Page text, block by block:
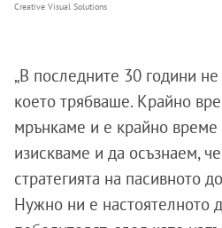
Creative Visual Solutions
„В последните 30 години
което трябваше. Крайно
мрънкаме и е крайно време
изискваме и да осъзнаем,
стратегията на пасивното
Нужно ни е настоятелното